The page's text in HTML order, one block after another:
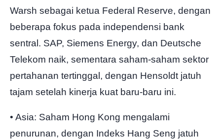
Warsh sebagai ketua Federal Reserve, dengan
beberapa fokus pada independensi bank
sentral. SAP, Siemens Energy, dan Deutsche
Telekom naik, sementara saham-saham sektor
pertahanan tertinggal, dengan Hensoldt jatuh
tajam setelah kinerja kuat baru-baru ini.
• Asia: Saham Hong Kong mengalami
penurunan, dengan Indeks Hang Seng jatuh